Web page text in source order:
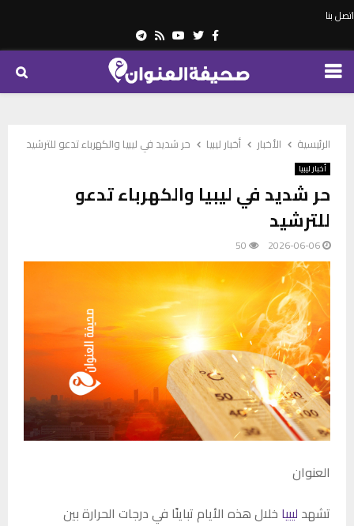
اتصل بنا
Facebook
Twitter
Youtube
Rss
Telegram
PRIMARY
الرئيسية الأخبار أخبار ليبيا حر شديد في ليبيا والكهرباء تدعو للترشيد
أخبار ليبيا
حر شديد في ليبيا والكهرباء تدعو
للترشيد
2026-06-06
50
العنوان
تشهد ليبيا خلال هذه الأيام تباينًا في درجات الحرارة بين